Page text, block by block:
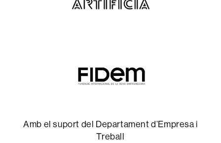
Amb el suport del Departament d’Empresa i
Treball